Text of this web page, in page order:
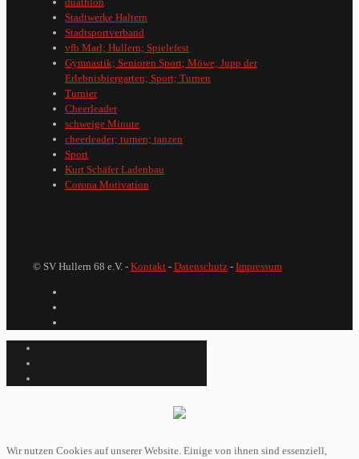
Stadtwerke Haltern
Stadtsportverband
vfb Marl; Hullern; Spielefest
Gymnastik; Senioren Sport; Möwe; Jupp der
Erlebnisbiergarten; Sport; Turnen
Turnier
Cheerleader
schweige Minute
cheerleader; turnen; tanzen
Sport
Kurt Schäfer Ladenbau
Corona Motivation
© SV Hullern 68 e.V. - Kontakt - Datenschutz - Impressum
Wir nutzen Cookies auf unserer Website. Einige von ihnen sind essenziell,